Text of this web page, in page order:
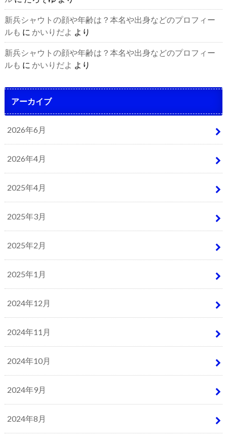
新兵シャウトの顔や年齢は？本名や出身などのプロフィー
ルも に かいりだよ より
新兵シャウトの顔や年齢は？本名や出身などのプロフィー
ルも に かいりだよ より
アーカイブ
2026年6月
2026年4月
2025年4月
2025年3月
2025年2月
2025年1月
2024年12月
2024年11月
2024年10月
2024年9月
2024年8月